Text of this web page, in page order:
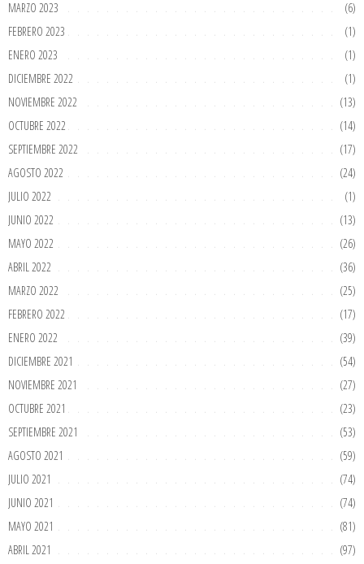
MARZO 2023
(6)
FEBRERO 2023
(1)
ENERO 2023
(1)
DICIEMBRE 2022
(1)
NOVIEMBRE 2022
(13)
OCTUBRE 2022
(14)
SEPTIEMBRE 2022
(17)
AGOSTO 2022
(24)
JULIO 2022
(1)
JUNIO 2022
(13)
MAYO 2022
(26)
ABRIL 2022
(36)
MARZO 2022
(25)
FEBRERO 2022
(17)
ENERO 2022
(39)
DICIEMBRE 2021
(54)
NOVIEMBRE 2021
(27)
OCTUBRE 2021
(23)
SEPTIEMBRE 2021
(53)
AGOSTO 2021
(59)
JULIO 2021
(74)
JUNIO 2021
(74)
MAYO 2021
(81)
ABRIL 2021
(97)